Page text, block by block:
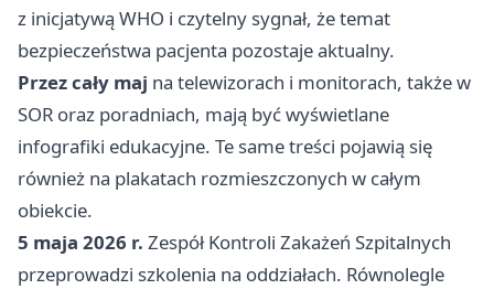
z inicjatywą WHO i czytelny sygnał, że temat
bezpieczeństwa pacjenta pozostaje aktualny.
Przez cały maj na telewizorach i monitorach, także w
SOR oraz poradniach, mają być wyświetlane
infografiki edukacyjne. Te same treści pojawią się
również na plakatach rozmieszczonych w całym
obiekcie.
5 maja 2026 r. Zespół Kontroli Zakażeń Szpitalnych
przeprowadzi szkolenia na oddziałach. Równolegle